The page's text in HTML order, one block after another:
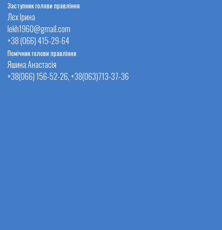
Заступник голови правління
Лєх Ірина
lekh1960@gmail.com
+38 (066) 415-29-64
Помічник голови правління
Яшина Анастасія
+38(066) 156-52-26, +38(063)713-37-36